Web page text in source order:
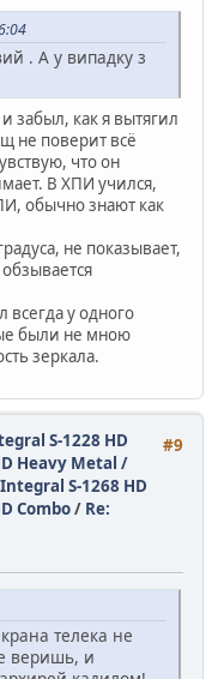
. А у випадку з
забыл, как я вытягил
не поверит всё
что он
В ХПИ учился,
обычно знают как
не показывает,
всегда у одного
были не мною
зеркала.
#9
S-1228 HD
Heavy Metal /
S-1268 HD
Combo/ Re:
телека не
веришь, и